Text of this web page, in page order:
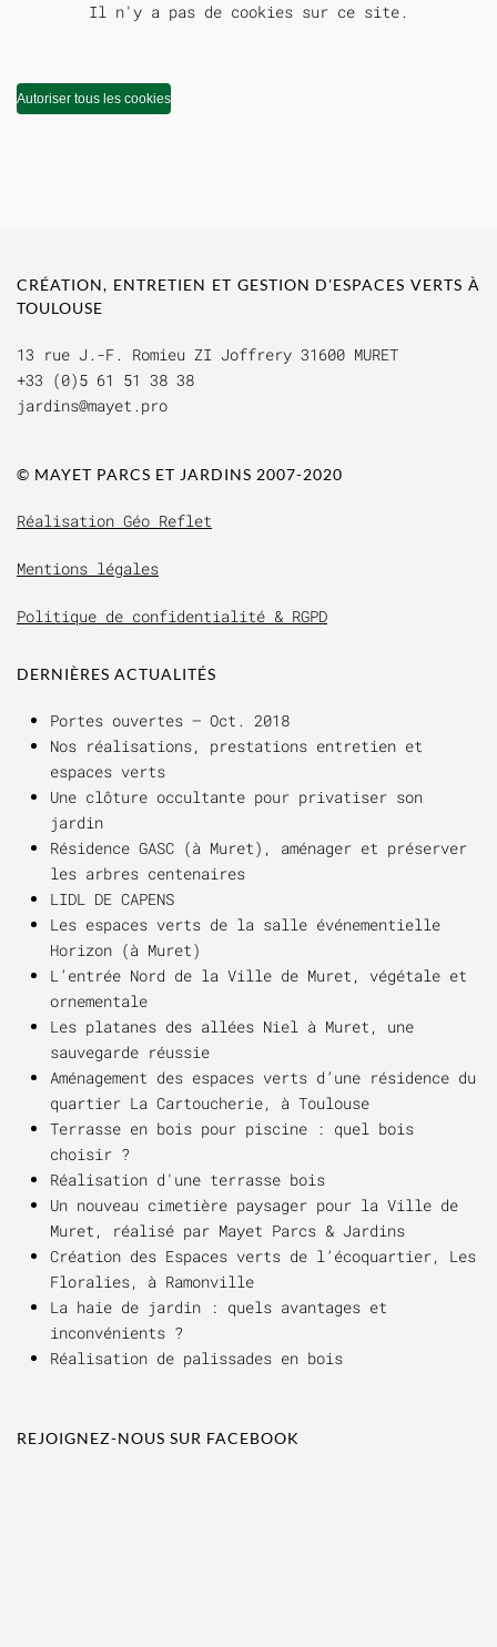
Il n'y a pas de cookies sur ce site.
Autoriser tous les cookies
CRÉATION, ENTRETIEN ET GESTION D'ESPACES VERTS À
TOULOUSE
13 rue J.-F. Romieu ZI Joffrery 31600 MURET
+33 (0)5 61 51 38 38
jardins@mayet.pro
© MAYET PARCS ET JARDINS 2007-2020
Réalisation Géo Reflet
Mentions légales
Politique de confidentialité & RGPD
DERNIÈRES ACTUALITÉS
Portes ouvertes – Oct. 2018
Nos réalisations, prestations entretien et
espaces verts
Une clôture occultante pour privatiser son
jardin
Résidence GASC (à Muret), aménager et préserver
les arbres centenaires
LIDL DE CAPENS
Les espaces verts de la salle événementielle
Horizon (à Muret)
L’entrée Nord de la Ville de Muret, végétale et
ornementale
Les platanes des allées Niel à Muret, une
sauvegarde réussie
Aménagement des espaces verts d’une résidence du
quartier La Cartoucherie, à Toulouse
Terrasse en bois pour piscine : quel bois
choisir ?
Réalisation d'une terrasse bois
Un nouveau cimetière paysager pour la Ville de
Muret, réalisé par Mayet Parcs & Jardins
Création des Espaces verts de l’écoquartier, Les
Floralies, à Ramonville
La haie de jardin : quels avantages et
inconvénients ?
Réalisation de palissades en bois
REJOIGNEZ-NOUS SUR FACEBOOK